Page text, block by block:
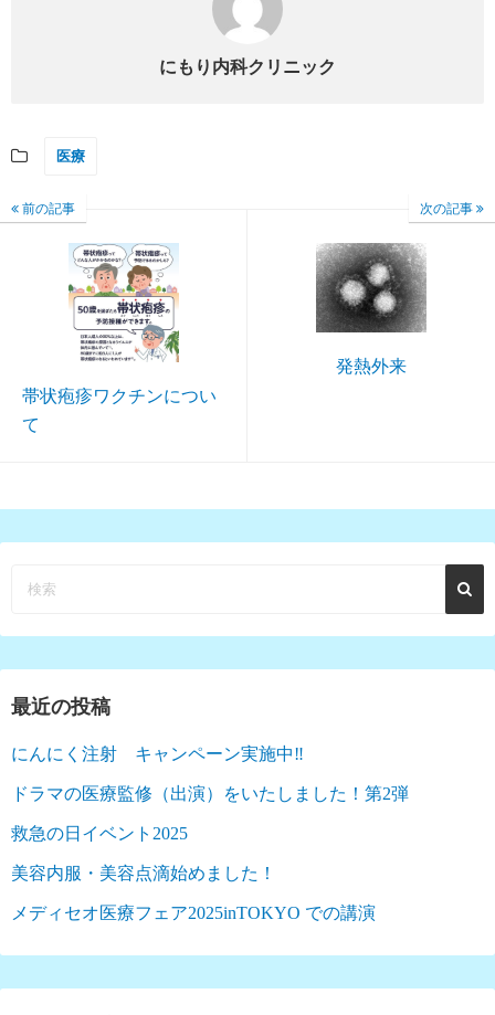
にもり内科クリニック
医療
前の記事
帯状疱疹ワクチンについ
て
次の記事
発熱外来
最近の投稿
にんにく注射 キャンペーン実施中‼︎
ドラマの医療監修（出演）をいたしました！第2弾
救急の日イベント2025
美容内服・美容点滴始めました！
メディセオ医療フェア2025inTOKYO での講演